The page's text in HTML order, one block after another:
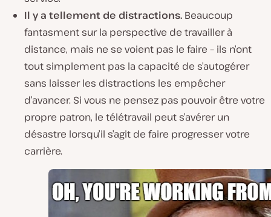
Il y a tellement de distractions. Beaucoup
fantasment sur la perspective de travailler à
distance, mais ne se voient pas le faire – ils n’ont
tout simplement pas la capacité de s’autogérer
sans laisser les distractions les empêcher
d’avancer. Si vous ne pensez pas pouvoir être votre
propre patron, le télétravail peut s’avérer un
désastre lorsqu’il s’agit de faire progresser votre
carrière.